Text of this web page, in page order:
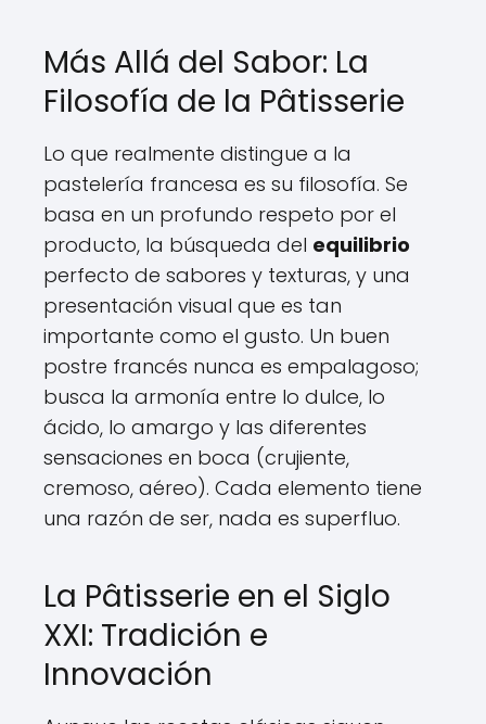
Más Allá del Sabor: La
Filosofía de la Pâtisserie
Lo que realmente distingue a la
pastelería francesa es su filosofía. Se
basa en un profundo respeto por el
producto, la búsqueda del equilibrio
perfecto de sabores y texturas, y una
presentación visual que es tan
importante como el gusto. Un buen
postre francés nunca es empalagoso;
busca la armonía entre lo dulce, lo
ácido, lo amargo y las diferentes
sensaciones en boca (crujiente,
cremoso, aéreo). Cada elemento tiene
una razón de ser, nada es superfluo.
La Pâtisserie en el Siglo
XXI: Tradición e
Innovación